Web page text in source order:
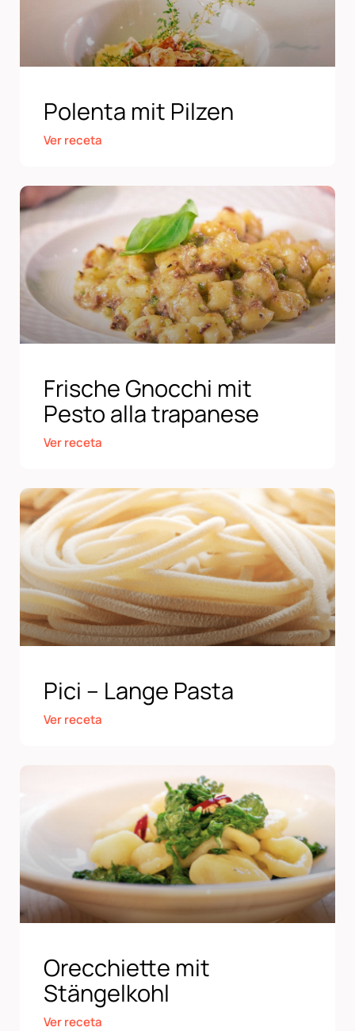
Polenta mit Pilzen
Ver receta
Frische Gnocchi mit
Pesto alla trapanese
Ver receta
Pici – Lange Pasta
Ver receta
Orecchiette mit
Stängelkohl
Ver receta